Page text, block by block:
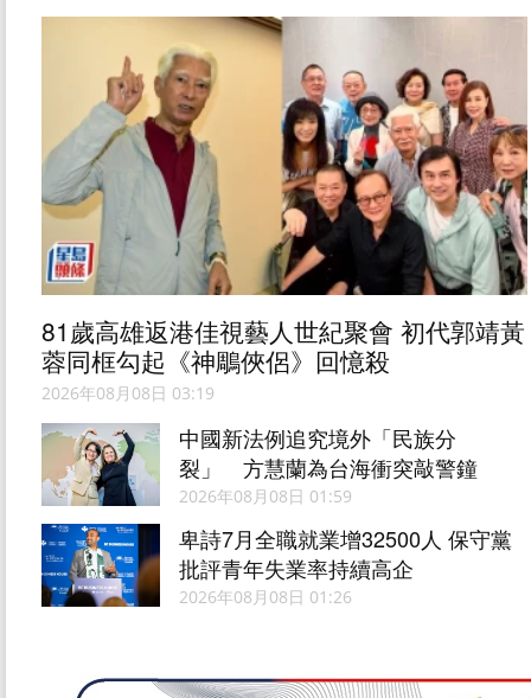
81歲高雄返港佳視藝人世紀聚會 初代郭靖黃
蓉同框勾起《神鵰俠侶》回憶殺
2026年08月08日 03:19
中國新法例追究境外「民族分
裂」 方慧蘭為台海衝突敲警鐘
2026年08月08日 01:59
卑詩7月全職就業增32500人 保守黨
批評青年失業率持續高企
2026年08月08日 01:26